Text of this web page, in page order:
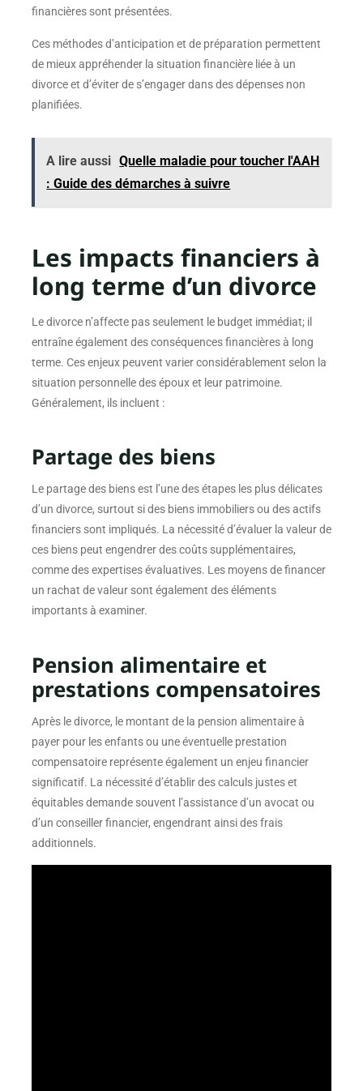
financières sont présentées.
Ces méthodes d’anticipation et de préparation permettent
de mieux appréhender la situation financière liée à un
divorce et d’éviter de s’engager dans des dépenses non
planifiées.
A lire aussi Quelle maladie pour toucher l'AAH
: Guide des démarches à suivre
Les impacts financiers à
long terme d’un divorce
Le divorce n’affecte pas seulement le budget immédiat; il
entraîne également des conséquences financières à long
terme. Ces enjeux peuvent varier considérablement selon la
situation personnelle des époux et leur patrimoine.
Généralement, ils incluent :
Partage des biens
Le partage des biens est l’une des étapes les plus délicates
d’un divorce, surtout si des biens immobiliers ou des actifs
financiers sont impliqués. La nécessité d’évaluer la valeur de
ces biens peut engendrer des coûts supplémentaires,
comme des expertises évaluatives. Les moyens de financer
un rachat de valeur sont également des éléments
importants à examiner.
Pension alimentaire et
prestations compensatoires
Après le divorce, le montant de la pension alimentaire à
payer pour les enfants ou une éventuelle prestation
compensatoire représente également un enjeu financier
significatif. La nécessité d’établir des calculs justes et
équitables demande souvent l’assistance d’un avocat ou
d’un conseiller financier, engendrant ainsi des frais
additionnels.